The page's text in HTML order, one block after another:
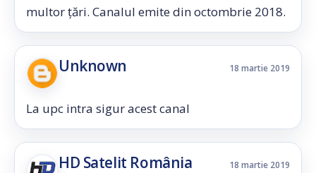
multor țări. Canalul emite din octombrie 2018.
Unknown 18 martie 2019
La upc intra sigur acest canal
HD Satelit România 18 martie 2019